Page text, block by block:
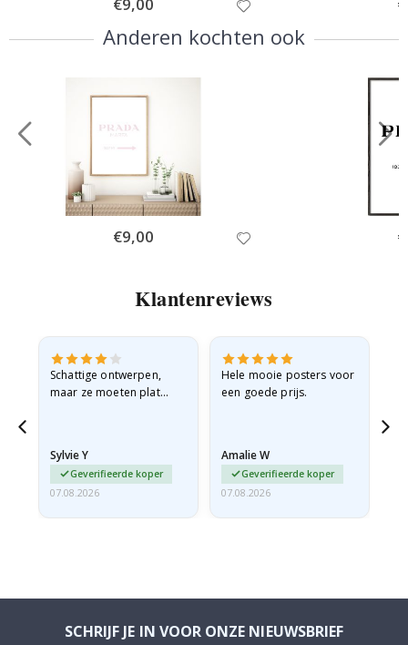
Price
€9,00
Anderen kochten ook
Special
Price
€9,00
Klantenreviews
Schattige ontwerpen,
maar ze moeten plat
beetje…
Sylvie Y
Geverifieerde koper
07.08.2026
Hele mooie posters voor
een goede prijs.
Amalie W
Geverifieerde koper
07.08.2026
SCHRIJF JE IN VOOR ONZE NIEUWSBRIEF